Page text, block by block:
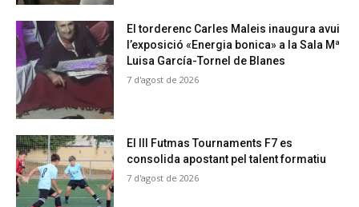
El torderenc Carles Maleis inaugura avui
l’exposició «Energia bonica» a la Sala Mª
Luisa García-Tornel de Blanes
7 d'agost de 2026
El III Futmas Tournaments F7 es
consolida apostant pel talent formatiu
7 d'agost de 2026